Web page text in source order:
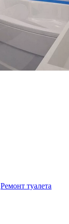
Ремонт туалета